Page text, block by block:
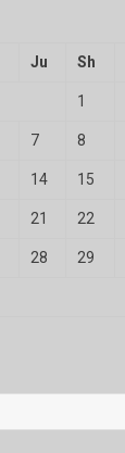
Ju Sh
1
7 8
14 15
21 22
28 29